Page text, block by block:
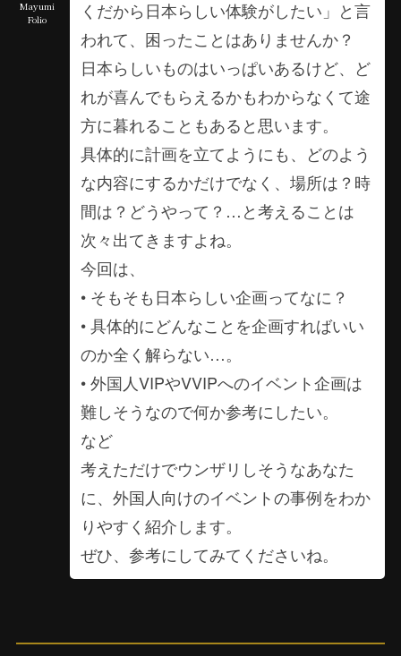
Mayumi
Folio
くだから日本らしい体験がしたい」と言
われて、困ったことはありませんか？
日本らしいものはいっぱいあるけど、ど
れが喜んでもらえるかもわからなくて途
方に暮れることもあると思います。
具体的に計画を立てようにも、どのよう
な内容にするかだけでなく、場所は？時
間は？どうやって？…と考えることは
次々出てきますよね。
今回は、
• そもそも日本らしい企画ってなに？
• 具体的にどんなことを企画すればいい
のか全く解らない…。
• 外国人VIPやVVIPへのイベント企画は
難しそうなので何か参考にしたい。
など
考えただけでウンザリしそうなあなた
に、外国人向けのイベントの事例をわか
りやすく紹介します。
ぜひ、参考にしてみてくださいね。